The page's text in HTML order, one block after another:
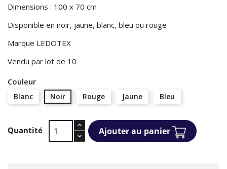
Dimensions : 100 x 70 cm
Disponible en noir, jaune, blanc, bleu ou rouge
Marque LEDOTEX
Vendu par lot de 10
Couleur
Blanc Noir Rouge Jaune Bleu
Quantité Ajouter au panier